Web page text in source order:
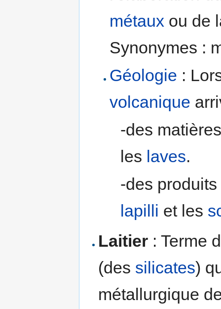
métaux ou de
Synonymes :
Géologie :
volcanique
-des
les laves.
-des
lapilli et les
Laitier : Terme
(des silicates)
métallurgique